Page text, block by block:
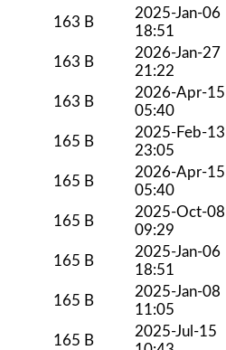
163 B
2025-Jan-06
18:51
163 B
2026-Jan-27
21:22
163 B
2026-Apr-15
05:40
165 B
2025-Feb-13
23:05
165 B
2026-Apr-15
05:40
165 B
2025-Oct-08
09:29
165 B
2025-Jan-06
18:51
165 B
2025-Jan-08
11:05
165 B
2025-Jul-15